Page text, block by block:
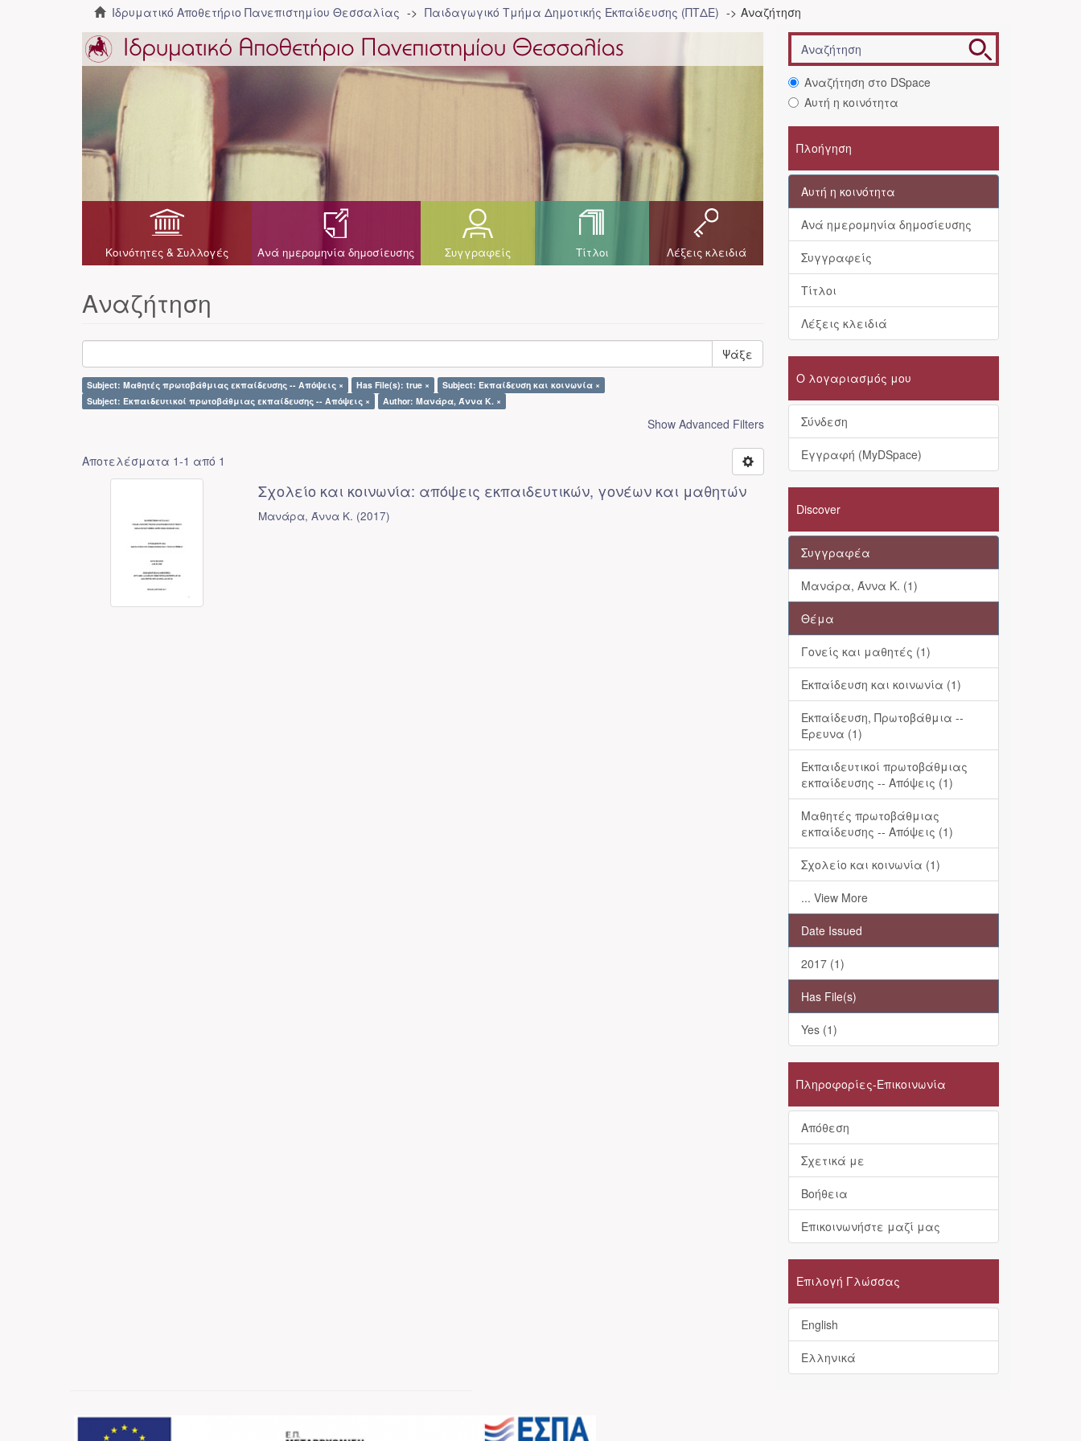
Ιδρυματικό Αποθετήριο Πανεπιστημίου Θεσσαλίας Παιδαγωγικό Τμήμα Δημοτικής Εκπαίδευσης (ΠΤΔΕ) Αναζήτηση
Κοινότητες & Συλλογές Ανά ημερομηνία δημοσίευσης Συγγραφείς Τίτλοι Λέξεις κλειδιά
Αναζήτηση
Ψάξε
Subject: Μαθητές πρωτοβάθμιας εκπαίδευσης -- Απόψεις × Has File(s): true ×
Subject: Εκπαίδευση και κοινωνία ×
Subject: Εκπαιδευτικοί πρωτοβάθμιας εκπαίδευσης -- Απόψεις ×
Author: Μανάρα, Άννα Κ. ×
Show Advanced Filters
Αποτελέσματα 1-1 από 1
Σχολείο και κοινωνία: απόψεις εκπαιδευτικών, γονέων και μαθητών
Μανάρα, Άννα Κ. (2017)
Αναζήτηση στο DSpace
Αυτή η κοινότητα
Πλοήγηση
Αυτή η κοινότητα
Ανά ημερομηνία δημοσίευσης
Συγγραφείς
Τίτλοι
Λέξεις κλειδιά
Ο λογαριασμός μου
Σύνδεση
Εγγραφή (MyDSpace)
Discover
Συγγραφέα
Μανάρα, Άννα Κ. (1)
Θέμα
Γονείς και μαθητές (1)
Εκπαίδευση και κοινωνία (1)
Εκπαίδευση, Πρωτοβάθμια --
Έρευνα (1)
Εκπαιδευτικοί πρωτοβάθμιας
εκπαίδευσης -- Απόψεις (1)
Μαθητές πρωτοβάθμιας
εκπαίδευσης -- Απόψεις (1)
Σχολείο και κοινωνία (1)
... View More
Date Issued
2017 (1)
Has File(s)
Yes (1)
Πληροφορίες-Επικοινωνία
Απόθεση
Σχετικά με
Βοήθεια
Επικοινωνήστε μαζί μας
Επιλογή Γλώσσας
English
Ελληνικά